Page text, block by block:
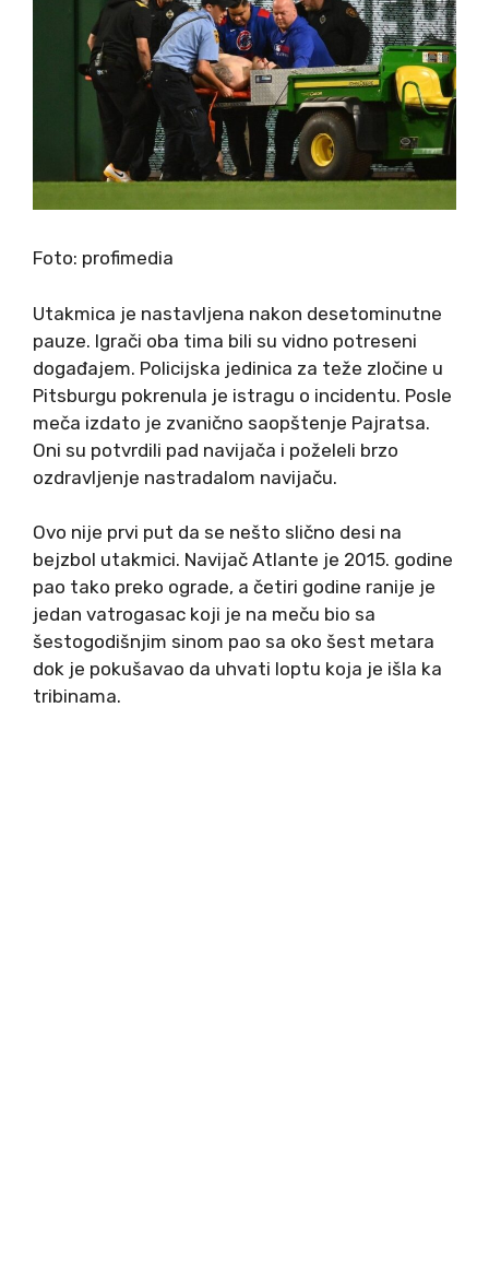
Foto: profimedia
Utakmica je nastavljena nakon desetominutne
pauze. Igrači oba tima bili su vidno potreseni
događajem. Policijska jedinica za teže zločine u
Pitsburgu pokrenula je istragu o incidentu. Posle
meča izdato je zvanično saopštenje Pajratsа.
Oni su potvrdili pad navijača i poželeli brzo
ozdravljenje nastradalom navijaču.
Ovo nije prvi put da se nešto slično desi na
bejzbol utakmici. Navijač Atlante je 2015. godine
pao tako preko ograde, a četiri godine ranije je
jedan vatrogasac koji je na meču bio sa
šestogodišnjim sinom pao sa oko šest metara
dok je pokušavao da uhvati loptu koja je išla ka
tribinama.